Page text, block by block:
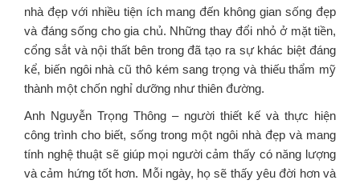
nhà đẹp với nhiều tiện ích mang đến không gian sống đẹp
và đáng sống cho gia chủ. Những thay đổi nhỏ ở mặt tiền,
cổng sắt và nội thất bên trong đã tạo ra sự khác biệt đáng
kể, biến ngôi nhà cũ thô kém sang trọng và thiếu thẩm mỹ
thành một chốn nghỉ dưỡng như thiên đường.
Anh Nguyễn Trọng Thông – người thiết kế và thực hiện
công trình cho biết, sống trong một ngôi nhà đẹp và mang
tính nghệ thuật sẽ giúp mọi người cảm thấy có năng lượng
và cảm hứng tốt hơn. Mỗi ngày, họ sẽ thấy yêu đời hơn và